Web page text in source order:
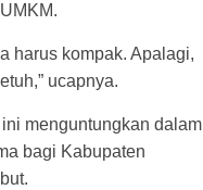
harus kompak. Apalagi,
ucapnya.
menguntungkan dalam
bagi Kabupaten